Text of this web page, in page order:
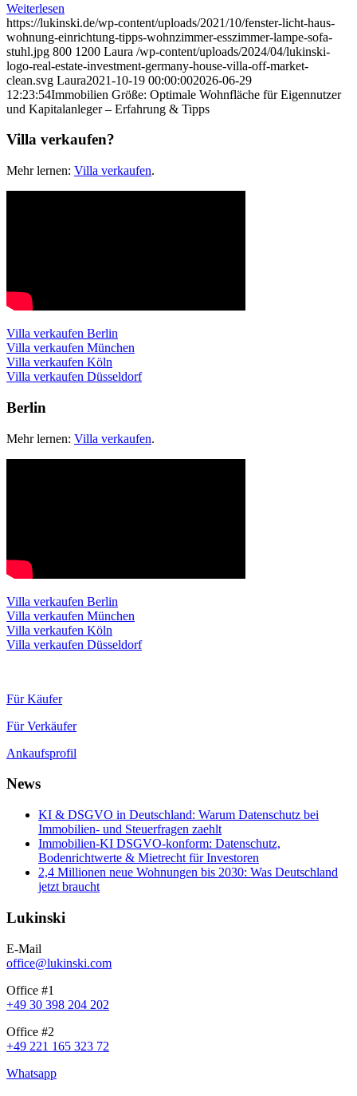
Weiterlesen
https://lukinski.de/wp-content/uploads/2021/10/fenster-licht-haus-
wohnung-einrichtung-tipps-wohnzimmer-esszimmer-lampe-sofa-
stuhl.jpg 800 1200 Laura /wp-content/uploads/2024/04/lukinski-
logo-real-estate-investment-germany-house-villa-off-market-
clean.svg Laura2021-10-19 00:00:002026-06-29
12:23:54Immobilien Größe: Optimale Wohnfläche für Eigennutzer
und Kapitalanleger – Erfahrung & Tipps
Villa verkaufen?
Mehr lernen: Villa verkaufen.
Villa verkaufen Berlin
Villa verkaufen München
Villa verkaufen Köln
Villa verkaufen Düsseldorf
Berlin
Mehr lernen: Villa verkaufen.
Villa verkaufen Berlin
Villa verkaufen München
Villa verkaufen Köln
Villa verkaufen Düsseldorf
Für Käufer
Für Verkäufer
Ankaufsprofil
News
KI & DSGVO in Deutschland: Warum Datenschutz bei
Immobilien- und Steuerfragen zaehlt
Immobilien-KI DSGVO-konform: Datenschutz,
Bodenrichtwerte & Mietrecht für Investoren
2,4 Millionen neue Wohnungen bis 2030: Was Deutschland
jetzt braucht
Lukinski
E-Mail
office@lukinski.com
Office #1
+49 30 398 204 202
Office #2
+49 221 165 323 72
Whatsapp